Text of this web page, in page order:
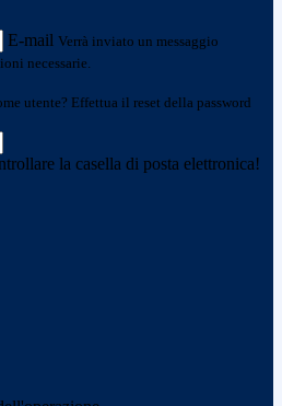
E-mail Verrà inviato un messaggio
necessarie.
utente? Effettua il reset della password
la casella di posta elettronica!